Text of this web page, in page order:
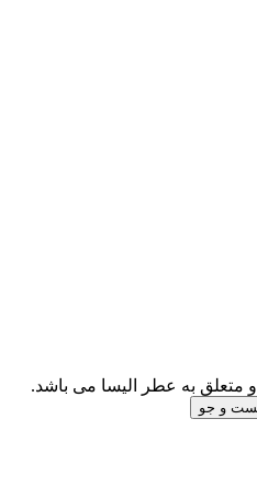
به عطر الیسا می باشد.
و جو